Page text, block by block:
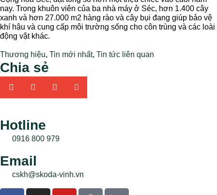
nay. Trong khuôn viên của ba nhà máy ở Séc, hơn 1.400 cây
xanh và hơn 27.000 m2 hàng rào và cây bụi đang giúp bảo vệ
khí hậu và cung cấp môi trường sống cho côn trùng và các loài
động vật khác.
Thương hiệu, Tin mới nhất, Tin tức liên quan
Chia sẻ
Hotline
0916 800 979
Email
cskh@skoda-vinh.vn